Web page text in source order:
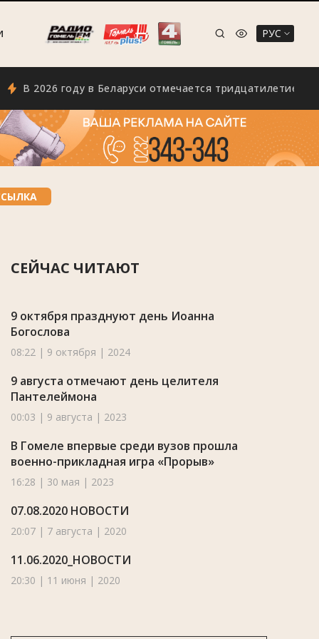
РУС
году в Беларуси отмечается тридцатилетие
СЕЙЧАС ЧИТАЮТ
9 октября празднуют день Иоанна
Богослова
08:22 | 9 октября | 2024
9 августа отмечают день целителя
Пантелеймона
00:03 | 9 августа | 2023
В Гомеле впервые среди вузов прошла
военно-прикладная игра «Прорыв»
16:28 | 30 мая | 2023
07.08.2020 НОВОСТИ
20:07 | 7 августа | 2020
11.06.2020_НОВОСТИ
20:30 | 11 июня | 2020